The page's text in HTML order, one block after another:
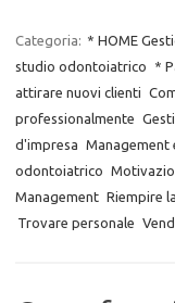
Categoria: * HOME
studio odontoiatrico
*
attirare nuovi clienti
professionalmente
d'impresa Management
odontoiatrico
Management Riempire
Trovare personale